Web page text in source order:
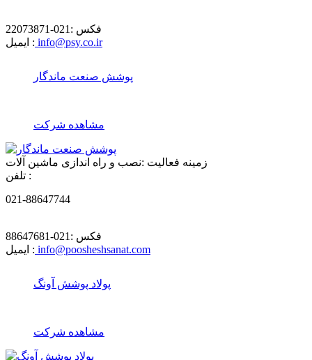
فکس : 021-22073871
ایمیل : info@psy.co.ir
پوشش صنعت ماندگار
مشاهده شرکت
زمینه فعالیت :نصب و راه اندازی ماشین آلات
تلفن :
021-88647744
فکس : 021-88647681
ایمیل : info@poosheshsanat.com
پولاد پوشش آونگ
مشاهده شرکت